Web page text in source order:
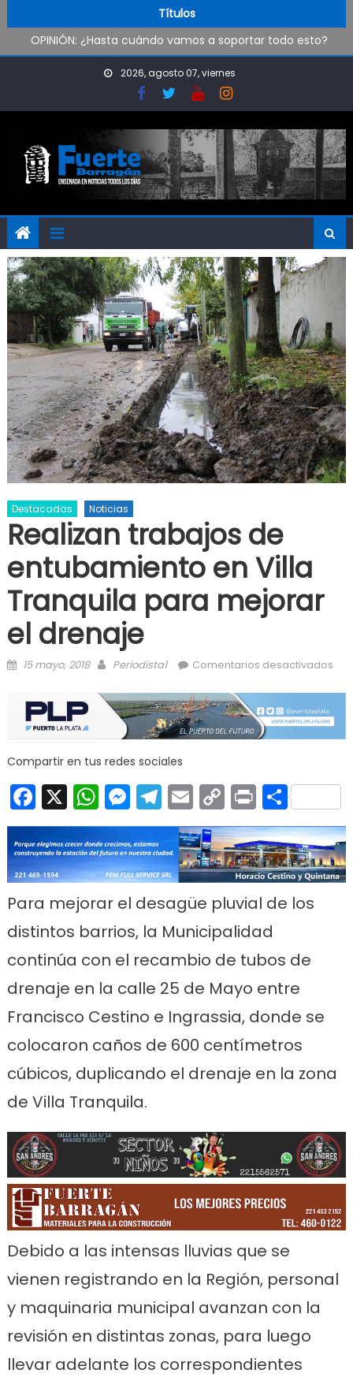
Títulos
Pueblo Nuevo suma boxeo y artes marciales
OPINIÓN: ¿Hasta cuándo vamos a soportar todo esto?
Oxbow Argentina brindó talleres de empleabilidad a
Oportunidad para ingresar a la Policía Bonaerense
2026, agosto 07, viernes
Destacadas Noticias
Realizan trabajos de
entubamiento en Villa
Tranquila para mejorar
el drenaje
Posted on
15 mayo, 2018 Author
Periodista1 Comentarios desactivados
en
Compartir en tus redes sociales
Facebook
X WhatsApp
Messenger
Telegram
EmailCopy
Link
Print
Para mejorar el desagüe pluvial de los
distintos barrios, la Municipalidad
continúa con el recambio de tubos de
drenaje en la calle 25 de Mayo entre
Francisco Cestino e Ingrassia, donde se
colocaron caños de 600 centímetros
cúbicos, duplicando el drenaje en la zona
de Villa Tranquila.
Debido a las intensas lluvias que se
vienen registrando en la Región, personal
y maquinaria municipal avanzan con la
revisión en distintas zonas, para luego
llevar adelante los correspondientes